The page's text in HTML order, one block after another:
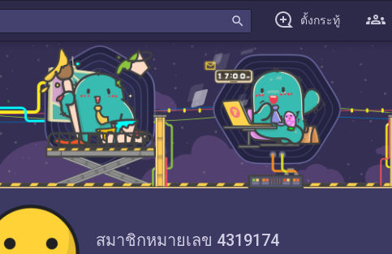
search ตั้งกระทู้
สมาชิกหมายเลข 4319174